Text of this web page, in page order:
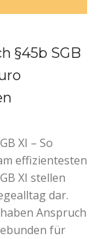
§45b SGB
XI – So
effizientesten
XI stellen
dar.
Anspruch
für